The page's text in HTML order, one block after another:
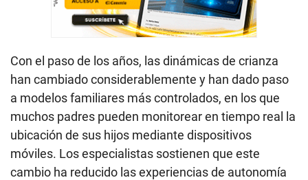
Con el paso de los años, las dinámicas de crianza
han cambiado considerablemente y han dado paso
a modelos familiares más controlados, en los que
muchos padres pueden monitorear en tiempo real la
ubicación de sus hijos mediante dispositivos
móviles. Los especialistas sostienen que este
cambio ha reducido las experiencias de autonomía